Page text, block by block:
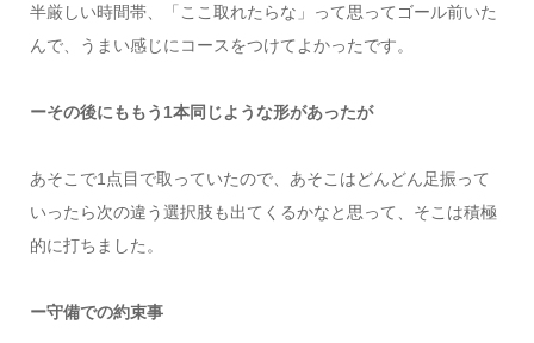
半厳しい時間帯、「ここ取れたらな」って思ってゴール前いた
んで、うまい感じにコースをつけてよかったです。
ーその後にももう1本同じような形があったが
あそこで1点目で取っていたので、あそこはどんどん足振って
いったら次の違う選択肢も出てくるかなと思って、そこは積極
的に打ちました。
ー守備での約束事